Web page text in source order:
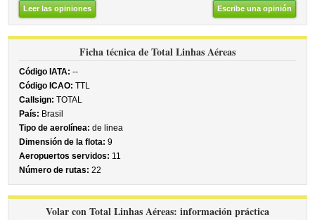
Leer las opiniones Escribe una opinión
Ficha técnica de Total Linhas Aéreas
Código IATA: --
Código ICAO: TTL
Callsign: TOTAL
País: Brasil
Tipo de aerolínea: de linea
Dimensión de la flota: 9
Aeropuertos servidos: 11
Número de rutas: 22
Volar con Total Linhas Aéreas: información práctica